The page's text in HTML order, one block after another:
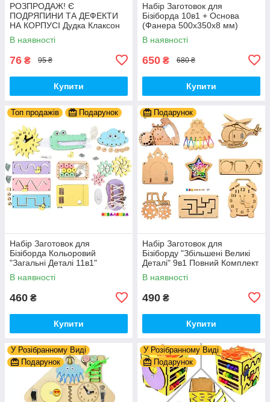
РОЗПРОДАЖ! Є
ПОДРЯПИНИ ТА ДЕФЕКТИ
НА КОРПУСІ Дудка Клаксон
для Велосипедів 14 см Фа-
Фа Пластик + Гума
В наявності
76 ₴ 95 ₴
Купити
Набір Заготовок для
Бізіборда 10в1 + Основа
(Фанера 500x350x8 мм)
Базові Деталі, Весь Комплект
- Собери Сам
В наявності
650 ₴ 680 ₴
Купити
Топ продажів Подарунок
Набір Заготовок для
Бізіборда Кольоровий
"Загальні Деталі 11в1"
Базовий Комплект (+Клей,
Шурупи) Набiр Заготівель
В наявності
460 ₴
Купити
Подарунок
Набір Заготовок для
Бізіборду "Збільшені Великі
Деталі" 9в1 Повний Комплект
+ Всі Кріплення
В наявності
490 ₴
Купити
У Розібранному Виді
Подарунок
У Розібранному Виді
Подарунок